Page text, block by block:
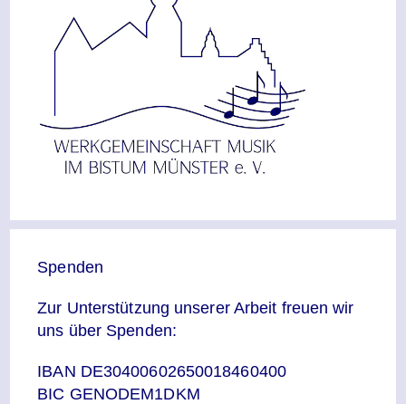
Spenden
Zur Unterstützung unserer Arbeit freuen wir
uns über Spenden:
IBAN DE30400602650018460400
BIC GENODEM1DKM